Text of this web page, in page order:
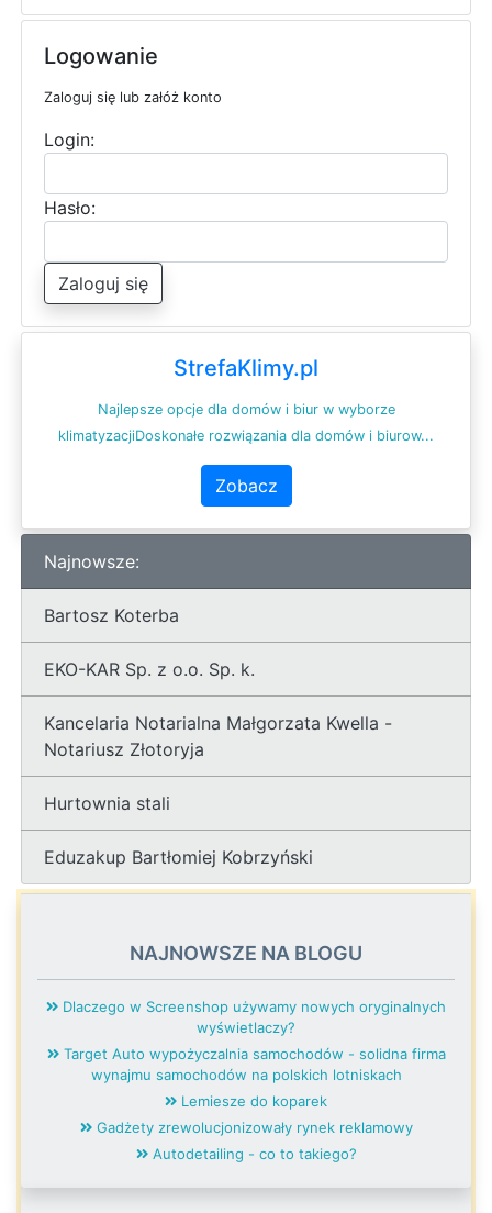
Logowanie
Zaloguj się lub załóż konto
Login:
Hasło:
Zaloguj się
StrefaKlimy.pl
Najlepsze opcje dla domów i biur w wyborze
klimatyzacjiDoskonałe rozwiązania dla domów i biurow...
Zobacz
Najnowsze:
Bartosz Koterba
EKO-KAR Sp. z o.o. Sp. k.
Kancelaria Notarialna Małgorzata Kwella -
Notariusz Złotoryja
Hurtownia stali
Eduzakup Bartłomiej Kobrzyński
NAJNOWSZE NA BLOGU
Dlaczego w Screenshop używamy nowych oryginalnych
wyświetlaczy?
Target Auto wypożyczalnia samochodów - solidna firma
wynajmu samochodów na polskich lotniskach
Lemiesze do koparek
Gadżety zrewolucjonizowały rynek reklamowy
Autodetailing - co to takiego?